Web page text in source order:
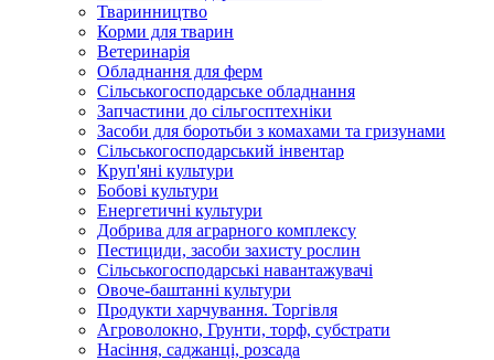
Тваринництво
Корми для тварин
Ветеринарія
Обладнання для ферм
Сільськогосподарське обладнання
Запчастини до сільгосптехніки
Засоби для боротьби з комахами та гризунами
Сільськогосподарський інвентар
Круп'яні культури
Бобові культури
Енергетичні культури
Добрива для аграрного комплексу
Пестициди, засоби захисту рослин
Сільськогосподарські навантажувачі
Овоче-баштанні культури
Продукти харчування. Торгівля
Агроволокно, Грунти, торф, субстрати
Насіння, саджанці, розсада